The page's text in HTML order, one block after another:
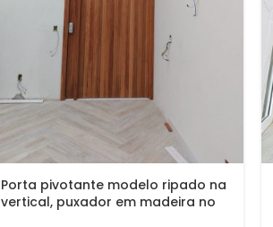
Porta pivotante modelo ripado na
vertical, puxador em madeira no